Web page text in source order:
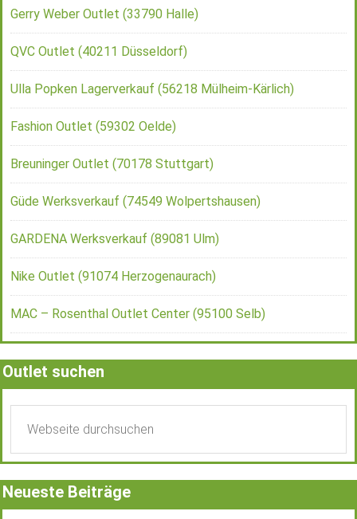
Gerry Weber Outlet (33790 Halle)
QVC Outlet (40211 Düsseldorf)
Ulla Popken Lagerverkauf (56218 Mülheim-Kärlich)
Fashion Outlet (59302 Oelde)
Breuninger Outlet (70178 Stuttgart)
Güde Werksverkauf (74549 Wolpertshausen)
GARDENA Werksverkauf (89081 Ulm)
Nike Outlet (91074 Herzogenaurach)
MAC – Rosenthal Outlet Center (95100 Selb)
Outlet suchen
Neueste Beiträge